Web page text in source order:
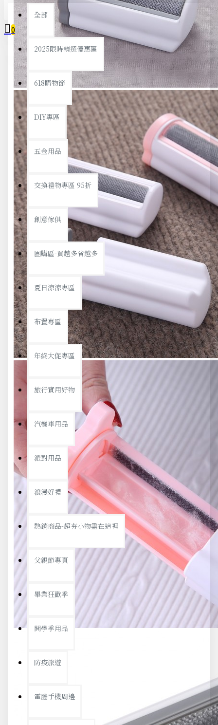
全部
2025限時精選優惠區
618購物節
DIY專區
五金用品
交換禮物專區 95折
創意傢俱
團購區-買越多省越多
夏日涼涼專區
布置專區
年終大促專區
旅行實用好物
汽機車用品
派對用品
浪漫好禮
熱銷商品-超夯小物盡在這裡
父親節專頁
畢業狂歡季
開學季用品
防疫旅遊
電腦手機周邊
0
您的購物車內沒有商品！